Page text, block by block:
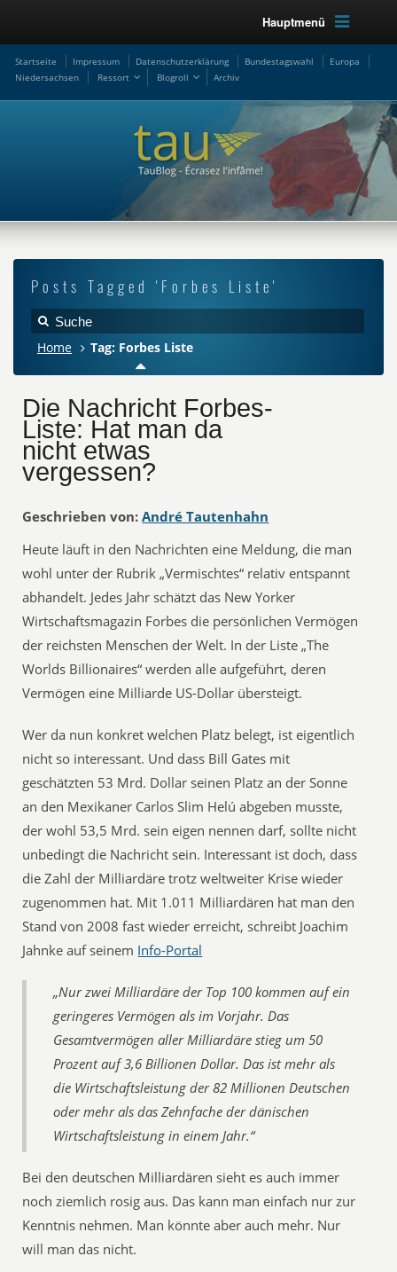
Hauptmenü
Startseite Impressum Datenschutzerklärung Bundestagswahl
Europa
Niedersachsen
Ressort Blogroll Archiv
Posts Tagged 'Forbes Liste'
Home Tag: Forbes Liste
Die Nachricht Forbes-
Liste: Hat man da
nicht etwas
vergessen?
Geschrieben von: André Tautenhahn
Heute läuft in den Nachrichten eine Meldung, die man
wohl unter der Rubrik „Vermischtes“ relativ entspannt
abhandelt. Jedes Jahr schätzt das New Yorker
Wirtschaftsmagazin Forbes die persönlichen Vermögen
der reichsten Menschen der Welt. In der Liste „The
Worlds Billionaires“ werden alle aufgeführt, deren
Vermögen eine Milliarde US-Dollar übersteigt.
Wer da nun konkret welchen Platz belegt, ist eigentlich
nicht so interessant. Und dass Bill Gates mit
geschätzten 53 Mrd. Dollar seinen Platz an der Sonne
an den Mexikaner Carlos Slim Helú abgeben musste,
der wohl 53,5 Mrd. sein eigen nennen darf, sollte nicht
unbedingt die Nachricht sein. Interessant ist doch, dass
die Zahl der Milliardäre trotz weltweiter Krise wieder
zugenommen hat. Mit 1.011 Milliardären hat man den
Stand von 2008 fast wieder erreicht, schreibt Joachim
Jahnke auf seinem Info-Portal
„Nur zwei Milliardäre der Top 100 kommen auf ein
geringeres Vermögen als im Vorjahr. Das
Gesamtvermögen aller Milliardäre stieg um 50
Prozent auf 3,6 Billionen Dollar. Das ist mehr als
die Wirtschaftsleistung der 82 Millionen Deutschen
oder mehr als das Zehnfache der dänischen
Wirtschaftsleistung in einem Jahr.“
Bei den deutschen Milliardären sieht es auch immer
noch ziemlich rosig aus. Das kann man einfach nur zur
Kenntnis nehmen. Man könnte aber auch mehr. Nur
will man das nicht.